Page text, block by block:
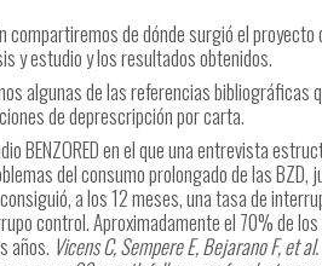
compartiremos de dónde surgió el
y estudio y los resultados obtenidos.
algunas de las referencias bibliográficas
de deprescripción por carta.
BENZORED en el que una entrevista
del consumo prolongado de las
a los 12 meses, una tasa de
control. Aproximadamente el 70% de
años. Vicens C, Sempere E, Bejarano F, et